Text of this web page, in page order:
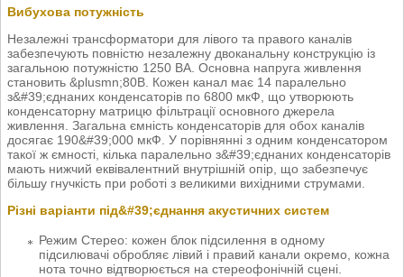
Вибухова потужність
Незалежні трансформатори для лівого та правого каналів
забезпечують повністю незалежну двоканальну конструкцію із
загальною потужністю 1250 ВА. Основна напруга живлення
становить &plusmn;80В. Кожен канал має 14 паралельно
з&#39;єднаних конденсаторів по 6800 мкФ, що утворюють
конденсаторну матрицю фільтрації основного джерела
живлення. Загальна ємність конденсаторів для обох каналів
досягає 190&#39;000 мкФ. У порівнянні з одним конденсатором
такої ж ємності, кілька паралельно з&#39;єднаних конденсаторів
мають нижчий еквівалентний внутрішній опір, що забезпечує
більшу гнучкість при роботі з великими вихідними струмами.
Різні варіанти під&#39;єднання акустичних систем
Режим Стерео: кожен блок підсилення в одному
підсилювачі обробляє лівий і правий канали окремо, кожна
нота точно відтворюється на стереофонічній сцені.